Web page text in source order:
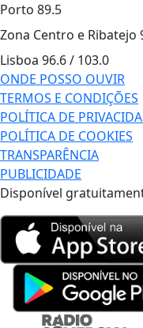
Porto 89.5
Zona Centro e Ribatejo
Lisboa 96.6 / 103.0
ONDE POSSO OUVIR
TERMOS E CONDIÇÕES
POLÍTICA DE
POLÍTICA DE COOKIES
TRANSPARÊNCIA
PUBLICIDADE
Disponível